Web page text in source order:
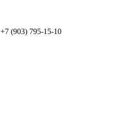
+7 (903) 795-15-10